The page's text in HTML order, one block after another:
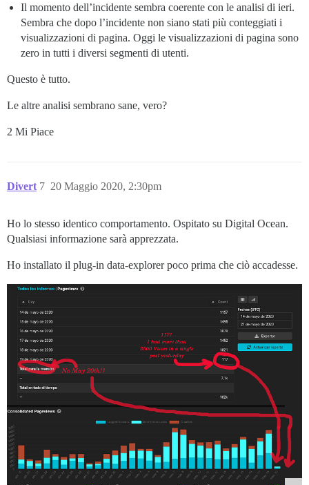
Il momento dell’incidente sembra coerente con le analisi di ieri.
Sembra che dopo l’incidente non siano stati più conteggiati i
visualizzazioni di pagina. Oggi le visualizzazioni di pagina sono
zero in tutti i diversi segmenti di utenti.
Questo è tutto.
Le altre analisi sembrano sane, vero?
2 Mi Piace
Divert 20 Maggio 2020, 2:30pm
7
Ho lo stesso identico comportamento. Ospitato su Digital Ocean.
Qualsiasi informazione sarà apprezzata.
Ho installato il plug-in data-explorer poco prima che ciò accadesse.